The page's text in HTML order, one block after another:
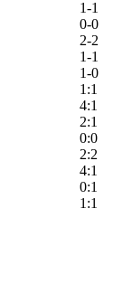
1-1
0-0
2-2
1-1
1-0
1:1
4:1
2:1
0:0
2:2
4:1
0:1
1:1